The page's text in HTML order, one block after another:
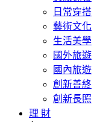
日常穿搭
藝術文化
生活美學
國外旅遊
國內旅遊
創新善終
創新長照
理 財